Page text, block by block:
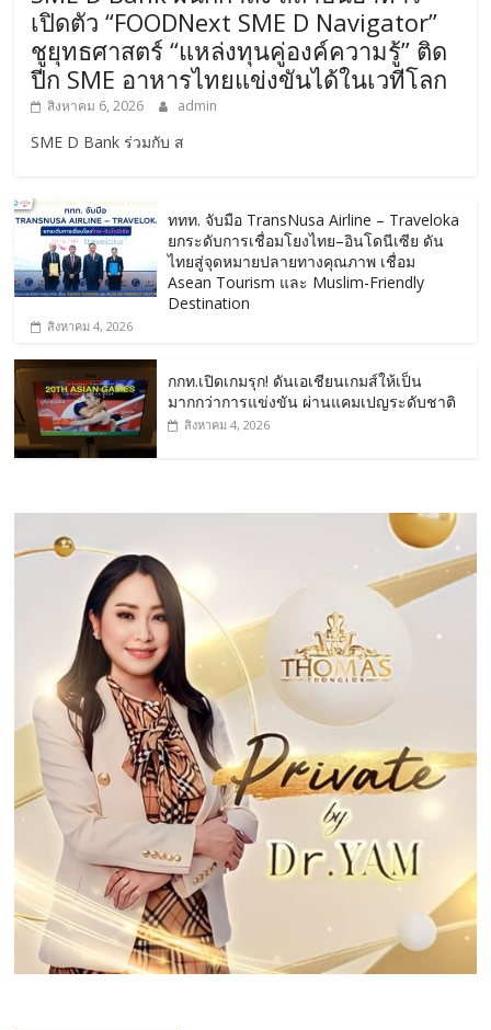
เปิดตัว “FOODNext SME D Navigator”
ชูยุทธศาสตร์ “แหล่งทุนคู่องค์ความรู้” ติด
ปีก SME อาหารไทยแข่งขันได้ในเวทีโลก
สิงหาคม 6, 2026 admin
SME D Bank ร่วมกับ ส
ททท. จับมือ TransNusa Airline – Traveloka
ยกระดับการเชื่อมโยงไทย–อินโดนีเซีย ดัน
ไทยสู่จุดหมายปลายทางคุณภาพ เชื่อม
Asean Tourism และ Muslim-Friendly
Destination
สิงหาคม 4, 2026
กกท.เปิดเกมรุก! ดันเอเชียนเกมส์ให้เป็น
มากกว่าการแข่งขัน ผ่านแคมเปญระดับชาติ
สิงหาคม 4, 2026